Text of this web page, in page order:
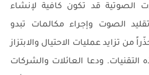
الصوتية قد تكون كافية لإنشاء
الصوت وإجراء مكالمات تبدو
من تزايد عمليات الاحتيال والابتزاز
التقنيات. ودعا العائلات والشركات